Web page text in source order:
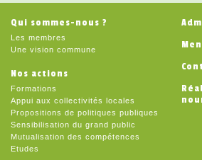
Qui sommes-nous ?
Les membres
Une vision commune
Nos actions
Formations
Appui aux collectivités locales
Propositions de politiques publiques
Sensibilisation du grand public
Mutualisation des compétences
Etudes